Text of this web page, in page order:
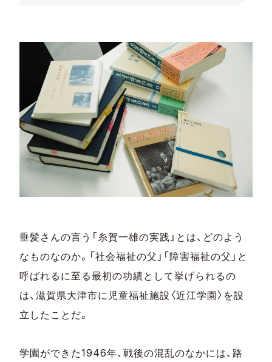
垂髪さんの言う「糸賀一雄の実践」とは、どのよう
なものなのか。「社会福祉の父」「障害福祉の父」と
呼ばれるに至る最初の功績として挙げられるの
は、滋賀県大津市に児童福祉施設〈近江学園〉を設
立したことだ。
学園ができた1946年、戦後の混乱のなかには、路